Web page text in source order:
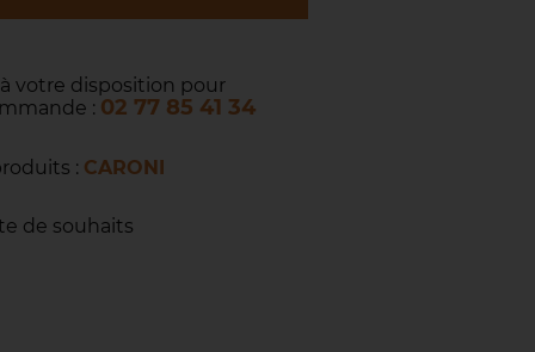
votre disposition pour
: 02 77 85 41 34
: CARONI
de souhaits